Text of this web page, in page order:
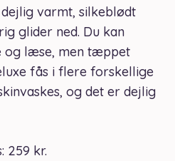
varmt, silkeblødt
glider ned. Du kan
og læse, men tæppet
fås i flere forskellige
og det er dejlig
259 kr.